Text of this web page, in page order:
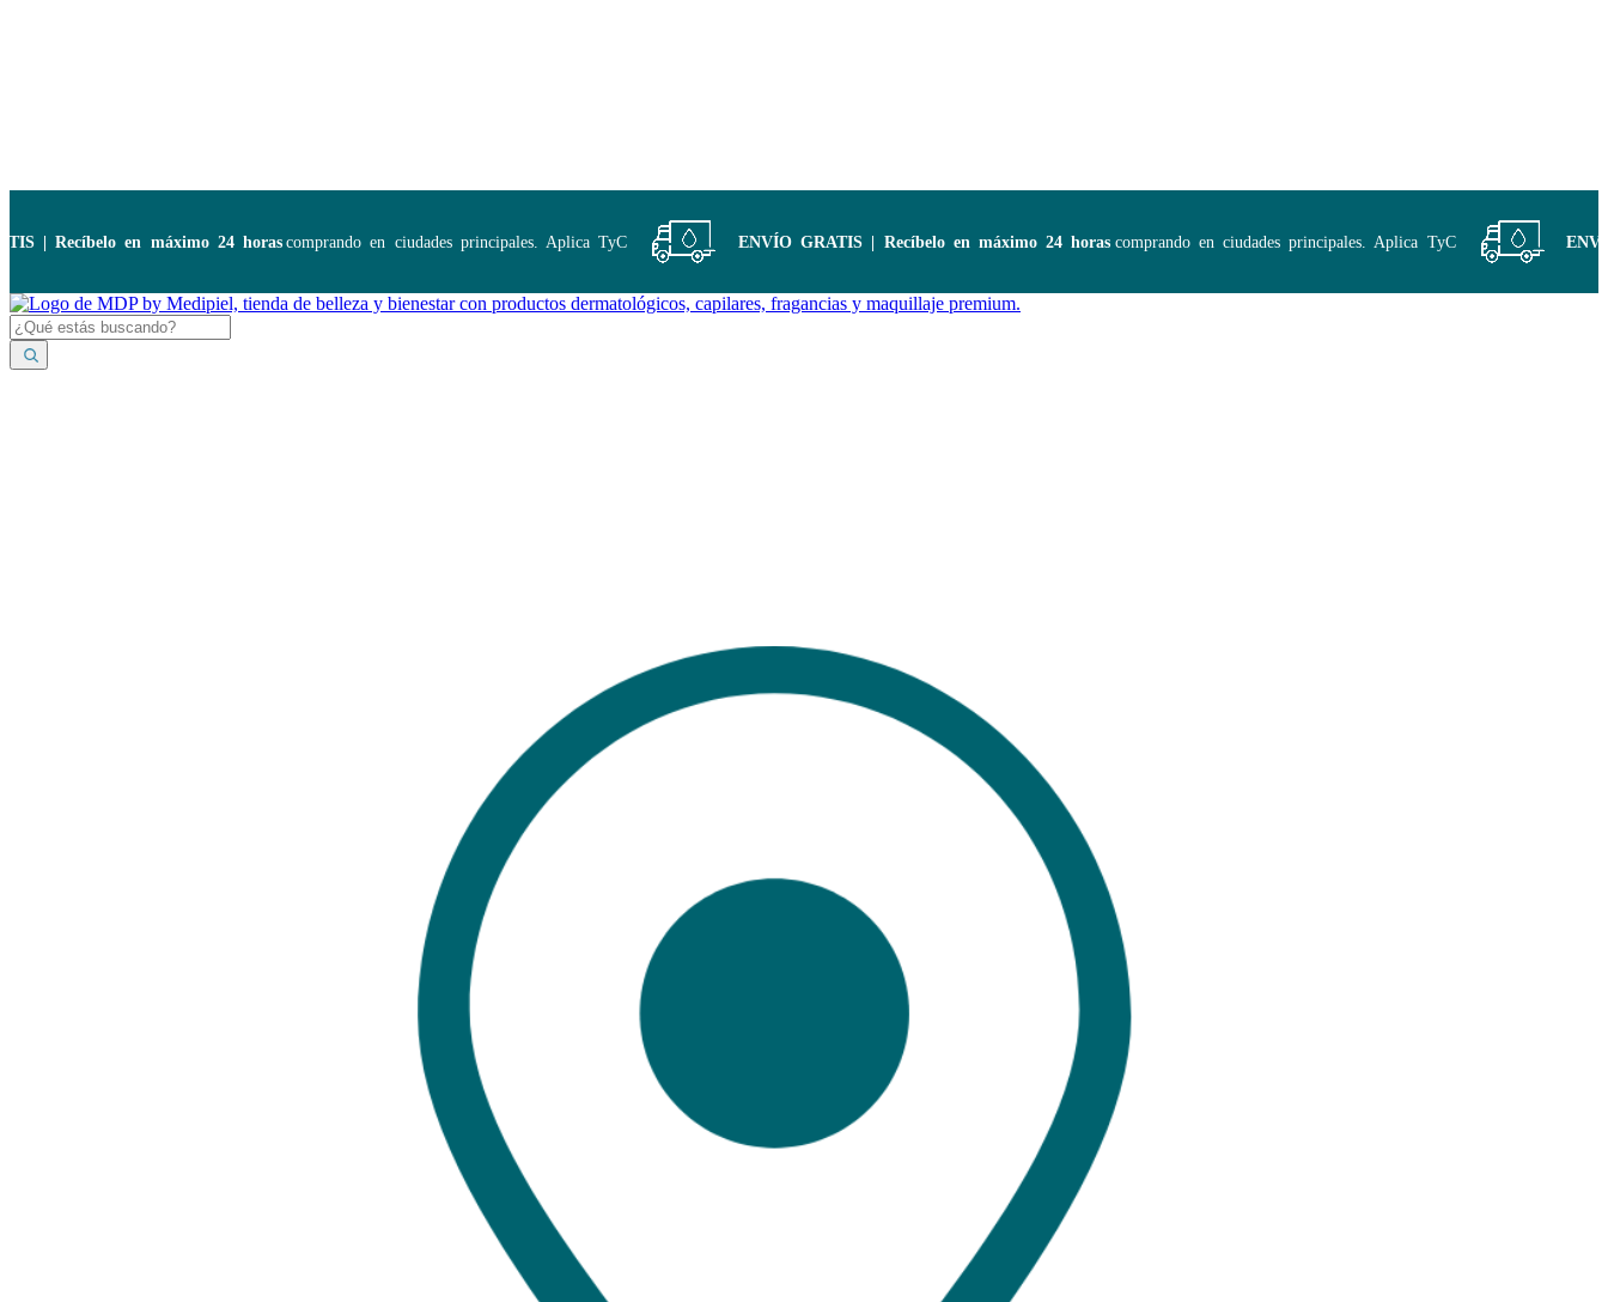
| Recíbelo en máximo 24 horascomprando en ciudades principales. Aplica TyC ENVÍO GRATIS | Recíbelo en máximo 24 horascomprando en ciudades principales. Aplica TyC